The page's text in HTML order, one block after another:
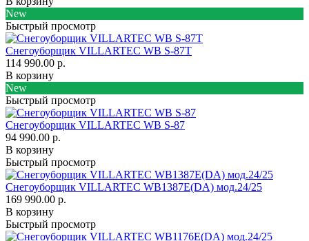
New
Быстрый просмотр
Снегоуборщик VILLARTEC WB S-87T
114 990.00 р.
В корзину
New
Быстрый просмотр
Снегоуборщик VILLARTEC WB S-87
94 990.00 р.
В корзину
Быстрый просмотр
Снегоуборщик VILLARTEC WB1387E(DA) мод.24/25
169 990.00 р.
В корзину
Быстрый просмотр